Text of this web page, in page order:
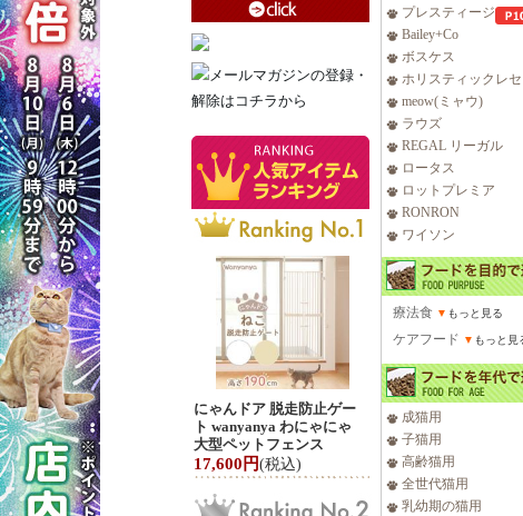
にゃんドア 脱走防止ゲー
ト wanyanya わにゃにゃ
大型ペットフェンス
17,600円(税込)
プレスティージ
Bailey+Co
ボスケス
ホリスティックレ
meow(ミャウ)
ラウズ
REGAL リーガル
ロータス
ロットプレミア
RONRON
ワイソン
療法食 ▼ もっと見る
ケアフード ▼ もっと見
成猫用
子猫用
高齢猫用
全世代猫用
乳幼期の猫用